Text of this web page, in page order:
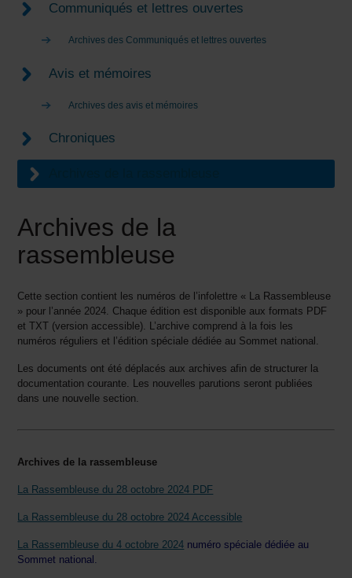
Communiqués et lettres ouvertes
Archives des Communiqués et lettres ouvertes
Avis et mémoires
Archives des avis et mémoires
Chroniques
Archives de la
rassembleuse
Cette section contient les numéros de l’infolettre « La Rassembleuse
» pour l’année 2024. Chaque édition est disponible aux formats PDF
et TXT (version accessible). L’archive comprend à la fois les
numéros réguliers et l’édition spéciale dédiée au Sommet national.
Les documents ont été déplacés aux archives afin de structurer la
documentation courante. Les nouvelles parutions seront publiées
dans une nouvelle section.
Archives de la rassembleuse
La Rassembleuse du 28 octobre 2024 PDF
La Rassembleuse du 28 octobre 2024 Accessible
La Rassembleuse du 4 octobre 2024 numéro spéciale dédiée au
Sommet national.